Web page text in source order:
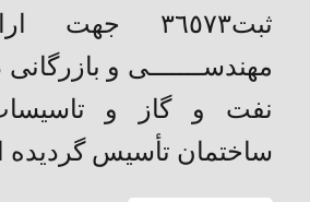
ثبت٣٦٥٧٣
مهندســـــــی و
نفت و گاز و
ساختمان تأسیس